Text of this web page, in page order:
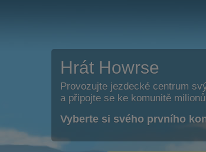
Hrát Howrse
Provozujte jezdecké centrum
a připojte se ke komunitě
Vyberte si svého prvního